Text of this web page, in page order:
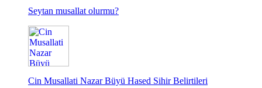
Seytan musallat olurmu?
Cin Musallati Nazar Büyü Hased Sihir Belirtileri